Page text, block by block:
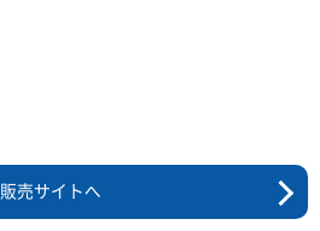
販売サイトへ